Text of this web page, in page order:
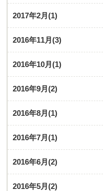
2017年2月(1)
2016年11月(3)
2016年10月(1)
2016年9月(2)
2016年8月(1)
2016年7月(1)
2016年6月(2)
2016年5月(2)